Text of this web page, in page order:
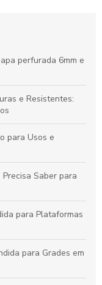
perfurada 6mm e
e Resistentes:
para Usos e
Saber para
para Plataformas
para Grades em